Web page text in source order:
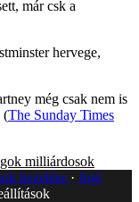
már csk a
hervege,
még csak nem is
(The Sunday Times
milliárdosok
kezelése
Jogi